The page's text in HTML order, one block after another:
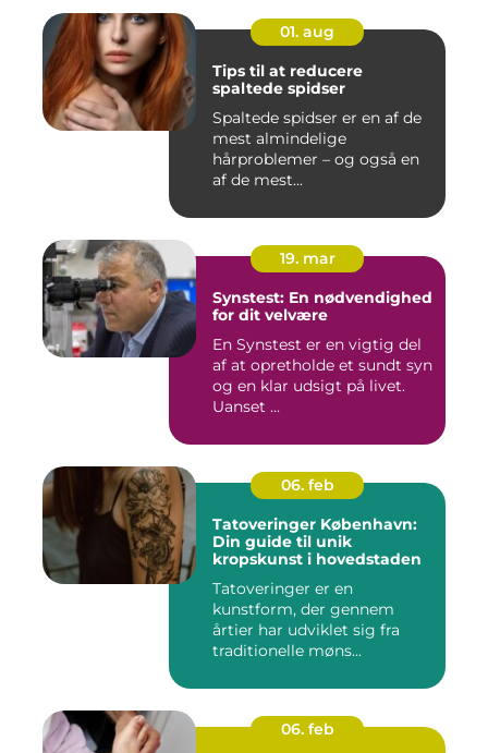
01. aug
Tips til at reducere
spaltede spidser
Spaltede spidser er en af de
mest almindelige
hårproblemer – og også en
af de mest...
19. mar
Synstest: En nødvendighed
for dit velvære
En Synstest er en vigtig del
af at opretholde et sundt syn
og en klar udsigt på livet.
Uanset ...
06. feb
Tatoveringer København:
Din guide til unik
kropskunst i hovedstaden
Tatoveringer er en
kunstform, der gennem
årtier har udviklet sig fra
traditionelle møns...
06. feb